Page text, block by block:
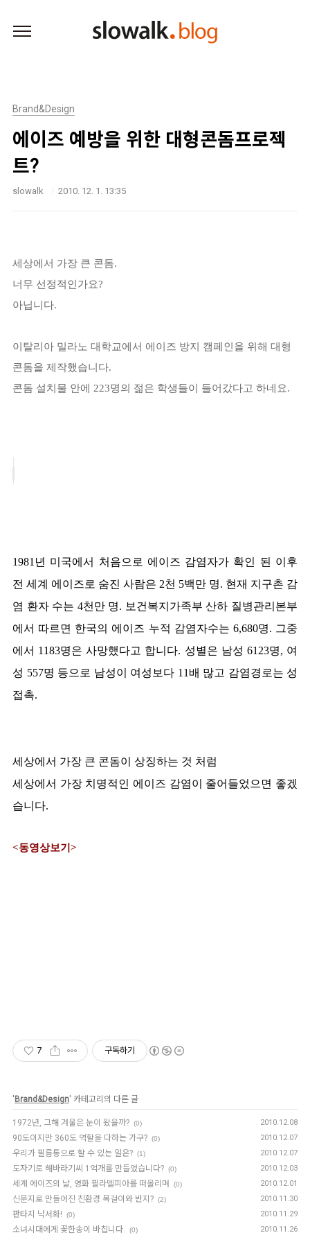
Brand&Design
에이즈 예방을 위한 대형콘돔프로젝
트?
slowalk 2010. 12. 1. 13:35
세상에서 가장 큰 콘돔.
너무 선정적인가요?
아닙니다.
이탈리아 밀라노 대학교에서 에이즈 방지 캠페인을 위해 대형
콘돔을 제작했습니다.
콘돔 설치물 안에 223명의 젊은 학생들이 들어갔다고 하네요.
1981년 미국에서 처음으로 에이즈 감염자가 확인 된 이후
전 세계 에이즈로 숨진 사람은 2천 5백만 명. 현재 지구촌 감
염 환자 수는 4천만 명. 보건복지가족부 산하 질병관리본부
에서 따르면 한국의 에이즈 누적 감염자수는 6,680명. 그중
에서 1183명은 사망했다고 합니다. 성별은 남성 6123명, 여
성 557명 등으로 남성이 여성보다 11배 많고 감염경로는 성
접촉.
세상에서 가장 큰 콘돔이 상징하는 것 처럼
세상에서 가장 치명적인 에이즈 감염이 줄어들었으면 좋겠
습니다.
<동영상보기>
7 구독하기
'Brand&Design' 카테고리의 다른 글
1972년, 그해 겨울은 눈이 왔을까? (0) 2010.12.08
90도이지만 360도 역할을 다하는 가구? (0) 2010.12.07
우리가 필름통으로 할 수 있는 일은? (1) 2010.12.07
도자기로 해바라기씨 1억개를 만들었습니다? (0) 2010.12.03
세계 에이즈의 날, 영화 필라델피아를 떠올리며 (0) 2010.12.01
신문지로 만들어진 친환경 목걸이와 반지? (2) 2010.11.30
판타지 낙서화! (0) 2010.11.29
소녀시대에게 꽃한송이 바칩니다. (0) 2010.11.26